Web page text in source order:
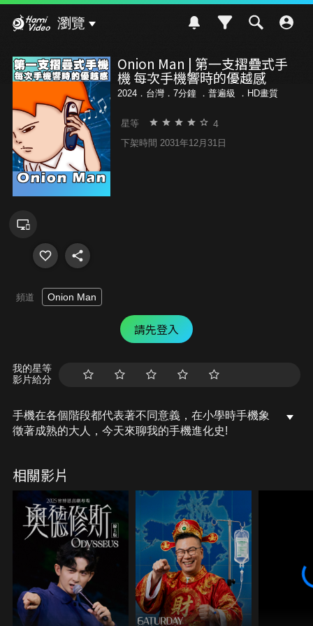
瀏覽
Onion Man | 第一支摺疊式手
機 每次手機響時的優越感
2024．台灣．7分鐘 ． 普遍級 ．HD畫質
星等 4
下架時間 2031年12月31日
頻道 Onion Man
請先登入
我的星等
影片給分
手機在各個階段都代表著不同意義，在小學時手機象
徵著成熟的大人，今天來聊我的手機進化史!
相關影片